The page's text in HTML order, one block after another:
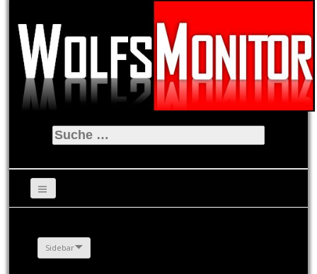
Suche
nach:
Sidebar